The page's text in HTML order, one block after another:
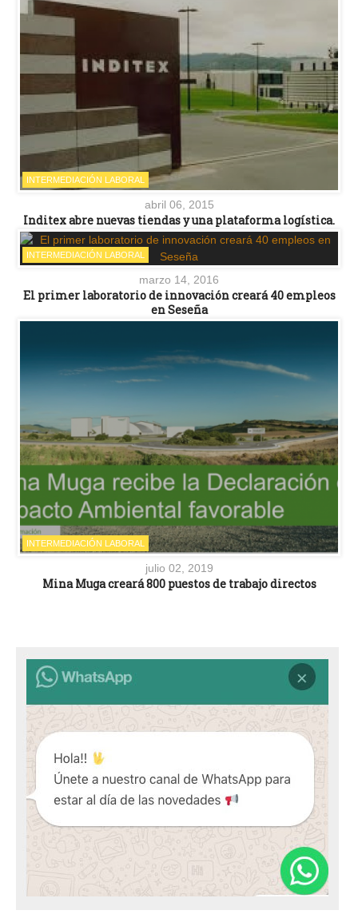
INTERMEDIACIÓN LABORAL
abril 06, 2015
Inditex abre nuevas tiendas y una plataforma logística.
INTERMEDIACIÓN LABORAL
marzo 14, 2016
El primer laboratorio de innovación creará 40 empleos
en Seseña
INTERMEDIACIÓN LABORAL
julio 02, 2019
Mina Muga creará 800 puestos de trabajo directos